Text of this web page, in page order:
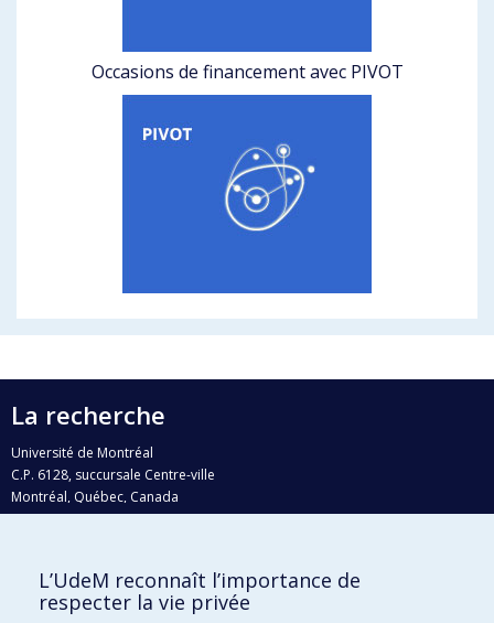
Occasions de financement avec PIVOT
La recherche
Université de Montréal
C.P. 6128, succursale Centre-ville
Montréal, Québec, Canada
H3C 3J7
Qui fait quoi?
L’UdeM reconnaît l’importance de
respecter la vie privée